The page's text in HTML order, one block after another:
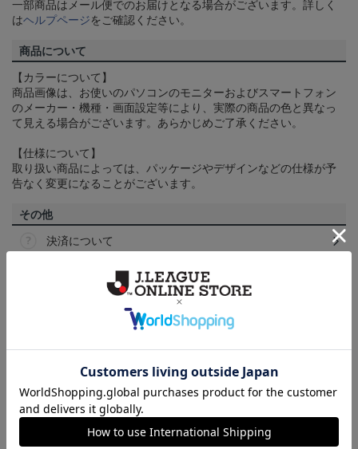
一部商品はメール便でのお届けとなる場合がございます。詳しく
はヘルプページをご確認ください。
商品について
【カラーについて】
商品画像は、お使いのパソコンのモニターおよびスマートフォン
のメーカー・機種・画面設定等により、実際の商品の色と異なっ
て見える場合がございます。あらかじめご了承ください。
【仕様について】
取り扱い商品によっては、パッケージやデザインなどの仕様が予
告なく変更になることがございます。
その他
決済について
ギフト対応について
ヘルプページ
トピックス
こだわりのデザインに注目！タオルマフラーは応援